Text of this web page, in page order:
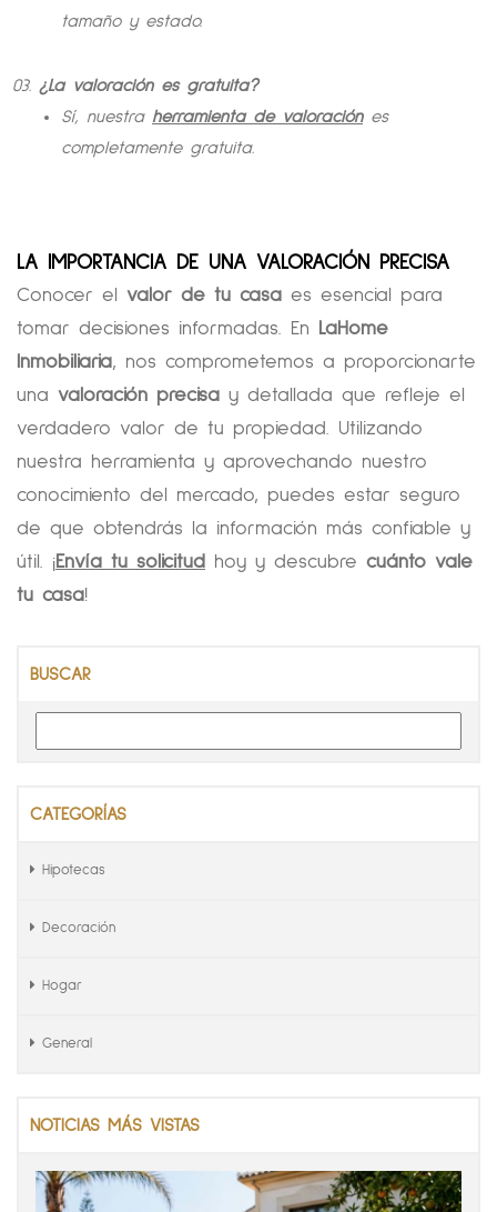
tamaño y estado.
¿La valoración es gratuita?
Sí, nuestra herramienta de valoraciónes
completamente gratuita.
LA IMPORTANCIA DE UNA VALORACIÓN PRECISA
Conocer el valor de tu casa es esencial para
tomar decisiones informadas. En
LaHome
Inmobiliaria, nos comprometemos a proporcionarte
una valoración precisa y detallada que refleje el
verdadero valor de tu propiedad. Utilizando
nuestra herramienta y aprovechando nuestro
conocimiento del mercado, puedes estar seguro
de que obtendrás la información más confiable y
útil. ¡Envía tu solicitud hoy y descubre cuánto vale
tu casa!
BUSCAR
CATEGORÍAS
Hipotecas
Decoración
Hogar
General
NOTICIAS MÁS VISTAS